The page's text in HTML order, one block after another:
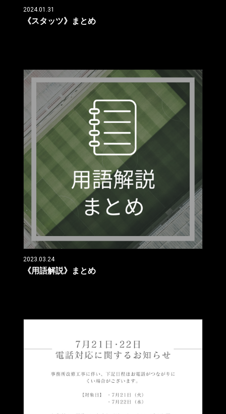
2024.01.31
《スタッツ》まとめ
2023.03.24
《用語解説》まとめ